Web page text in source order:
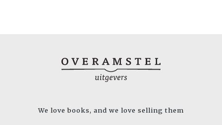
We love books, and we love selling them